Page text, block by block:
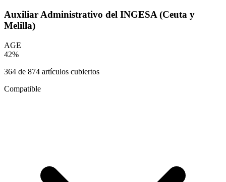
Auxiliar Administrativo del INGESA (Ceuta y
Melilla)
AGE
42%
364 de 874 artículos cubiertos
Compatible